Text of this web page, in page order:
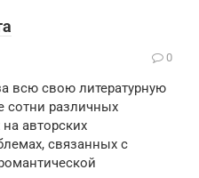
0
всю свою литературную
сотни различных
авторских
связанных с